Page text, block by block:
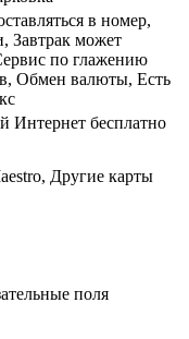
в номер,
Завтрак может
по глажению
Обмен валюты, Есть
Интернет бесплатно
Другие карты
поля